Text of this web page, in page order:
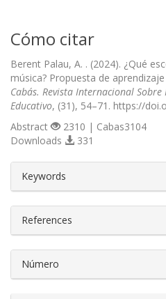
Cómo citar
Berent Palau, A. . (2024). ¿Qué
música? Propuesta de
Cabás. Revista Internacional
Educativo, (31), 54–71. https://
Abstract
2310 | Cabas3104
Downloads
331
Keywords
References
Número